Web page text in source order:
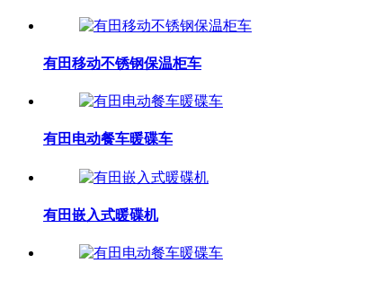
有田移动不锈钢保温柜车
有田电动餐车暖碟车
有田嵌入式暖碟机